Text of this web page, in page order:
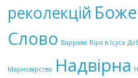
реколекцій Боже
Слово Варрава Віра в Ісуса
Марновірство Надвірна